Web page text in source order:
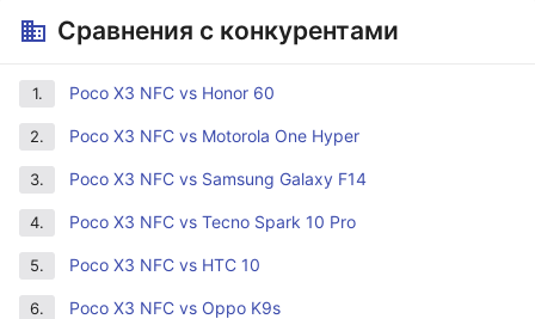
Сравнения с конкурентами
1. Poco X3 NFC vs Honor 60
2. Poco X3 NFC vs Motorola One Hyper
3. Poco X3 NFC vs Samsung Galaxy F14
4. Poco X3 NFC vs Tecno Spark 10 Pro
5. Poco X3 NFC vs HTC 10
6. Poco X3 NFC vs Oppo K9s